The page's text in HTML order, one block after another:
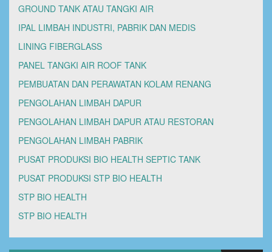
GROUND TANK ATAU TANGKI AIR
IPAL LIMBAH INDUSTRI, PABRIK DAN MEDIS
LINING FIBERGLASS
PANEL TANGKI AIR ROOF TANK
PEMBUATAN DAN PERAWATAN KOLAM RENANG
PENGOLAHAN LIMBAH DAPUR
PENGOLAHAN LIMBAH DAPUR ATAU RESTORAN
PENGOLAHAN LIMBAH PABRIK
PUSAT PRODUKSI BIO HEALTH SEPTIC TANK
PUSAT PRODUKSI STP BIO HEALTH
STP BIO HEALTH
STP BIO HEALTH